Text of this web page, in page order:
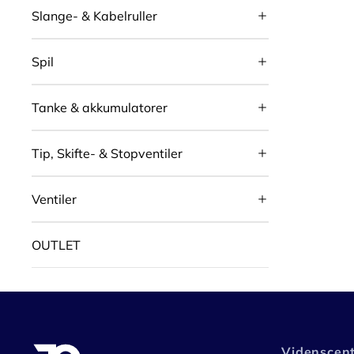
Slange- & Kabelruller
Spil
Tanke & akkumulatorer
Tip, Skifte- & Stopventiler
Ventiler
OUTLET